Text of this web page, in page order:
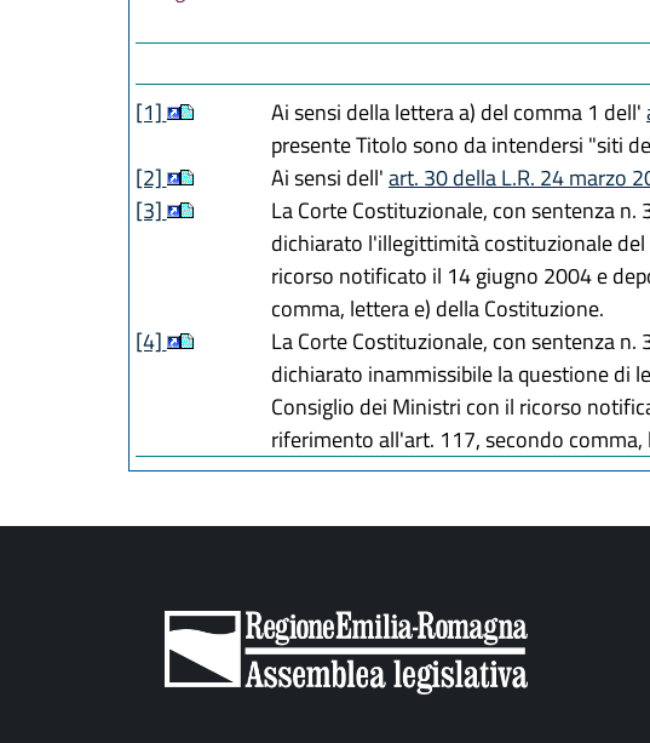
[1]
Ai sensi della lettera a) del comma 1 dell'
presente Titolo sono da intendersi "siti
[2]
Ai sensi dell'art. 30 della L.R. 24 marzo
[3]
La Corte Costituzionale, con sentenza
dichiarato l'illegittimità costituzionale
ricorso notificato il 14 giugno 2004 e
comma, lettera e) della Costituzione.
[4]
La Corte Costituzionale, con sentenza
dichiarato inammissibile la questione di
Consiglio dei Ministri con il ricorso
riferimento all'art. 117, secondo